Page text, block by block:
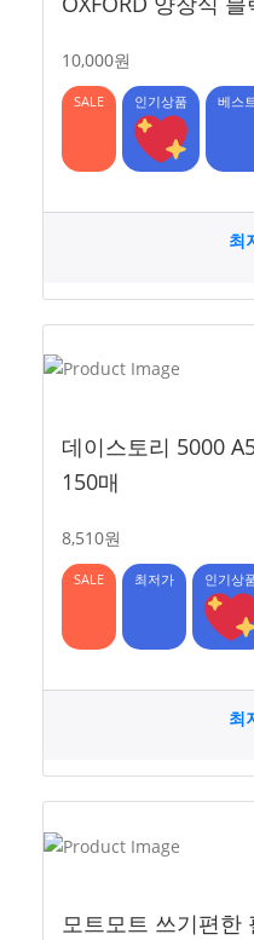
10,000원
SALE 인기상품 베스
최
데이스토리 5000
150매
8,510원
SALE 최저가 인기상
최
모트모트 쓰기편한